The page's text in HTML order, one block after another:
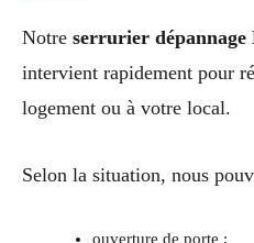
Notre serrurier dépannage
intervient rapidement pour
logement ou à votre local.
Selon la situation, nous
ouverture de porte ;